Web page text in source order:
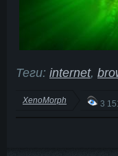
Теги: internet,
XenoMorph 3